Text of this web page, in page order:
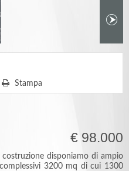
Stampa
€ 98.000
disponiamo di ampio
3200 mq di cui 1300